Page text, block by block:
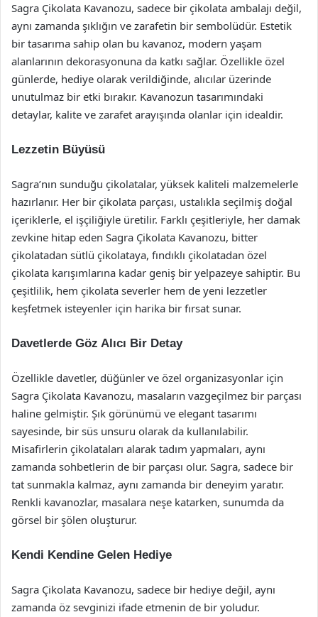
Sagra Çikolata Kavanozu, sadece bir çikolata ambalajı değil,
aynı zamanda şıklığın ve zarafetin bir sembolüdür. Estetik
bir tasarıma sahip olan bu kavanoz, modern yaşam
alanlarının dekorasyonuna da katkı sağlar. Özellikle özel
günlerde, hediye olarak verildiğinde, alıcılar üzerinde
unutulmaz bir etki bırakır. Kavanozun tasarımındaki
detaylar, kalite ve zarafet arayışında olanlar için idealdir.
Lezzetin Büyüsü
Sagra’nın sunduğu çikolatalar, yüksek kaliteli malzemelerle
hazırlanır. Her bir çikolata parçası, ustalıkla seçilmiş doğal
içeriklerle, el işçiliğiyle üretilir. Farklı çeşitleriyle, her damak
zevkine hitap eden Sagra Çikolata Kavanozu, bitter
çikolatadan sütlü çikolataya, fındıklı çikolatadan özel
çikolata karışımlarına kadar geniş bir yelpazeye sahiptir. Bu
çeşitlilik, hem çikolata severler hem de yeni lezzetler
keşfetmek isteyenler için harika bir fırsat sunar.
Davetlerde Göz Alıcı Bir Detay
Özellikle davetler, düğünler ve özel organizasyonlar için
Sagra Çikolata Kavanozu, masaların vazgeçilmez bir parçası
haline gelmiştir. Şık görünümü ve elegant tasarımı
sayesinde, bir süs unsuru olarak da kullanılabilir.
Misafirlerin çikolataları alarak tadım yapmaları, aynı
zamanda sohbetlerin de bir parçası olur. Sagra, sadece bir
tat sunmakla kalmaz, aynı zamanda bir deneyim yaratır.
Renkli kavanozlar, masalara neşe katarken, sunumda da
görsel bir şölen oluşturur.
Kendi Kendine Gelen Hediye
Sagra Çikolata Kavanozu, sadece bir hediye değil, aynı
zamanda öz sevginizi ifade etmenin de bir yoludur.